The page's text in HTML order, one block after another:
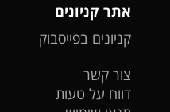
אתר קניונים
קניונים בפייסבוק
צור קשר
דווח על טעות